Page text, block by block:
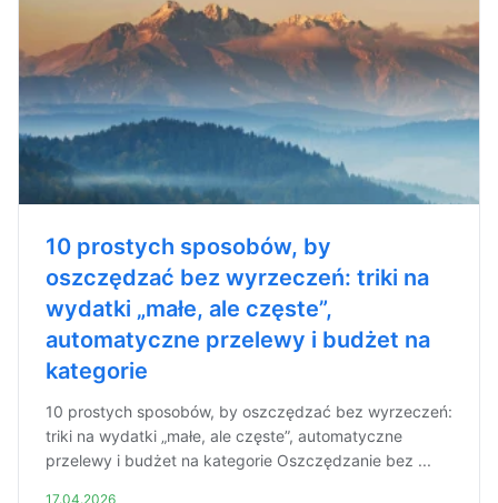
10 prostych sposobów, by
oszczędzać bez wyrzeczeń: triki na
wydatki „małe, ale częste”,
automatyczne przelewy i budżet na
kategorie
10 prostych sposobów, by oszczędzać bez wyrzeczeń:
triki na wydatki „małe, ale częste”, automatyczne
przelewy i budżet na kategorie Oszczędzanie bez ...
17.04.2026